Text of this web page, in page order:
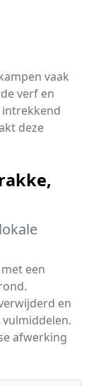
vaak
verf en
deze
een
en
afwerking